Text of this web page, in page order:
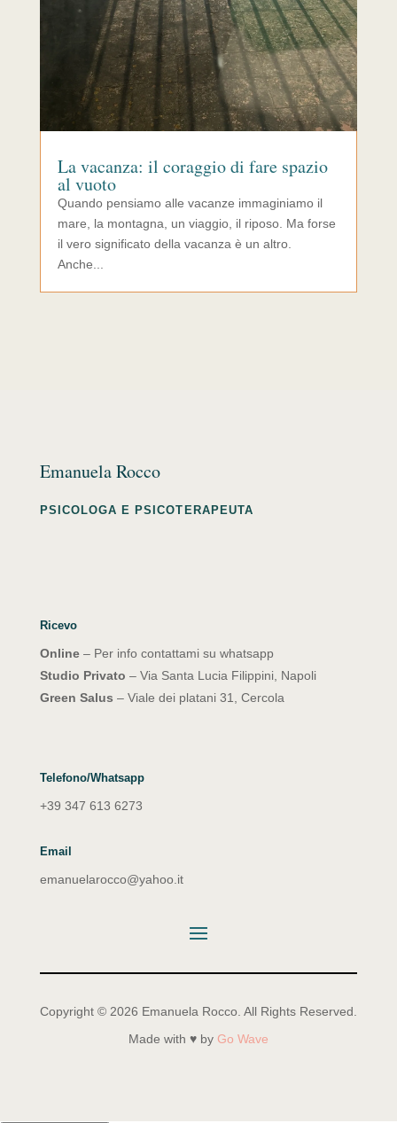
La vacanza: il coraggio di fare spazio
al vuoto
Quando pensiamo alle vacanze immaginiamo il
mare, la montagna, un viaggio, il riposo. Ma forse
il vero significato della vacanza è un altro.
Anche...
Emanuela Rocco
PSICOLOGA E PSICOTERAPEUTA
Ricevo
Online– Per info contattami su whatsapp
Studio Privato – Via Santa Lucia Filippini, Napoli
Green Salus – Viale dei platani 31, Cercola
Telefono/Whatsapp
+39 347 613 6273
Email
emanuelarocco@yahoo.it
Copyright © 2026 Emanuela Rocco. All Rights Reserved.
Made with ♥ by Go Wave